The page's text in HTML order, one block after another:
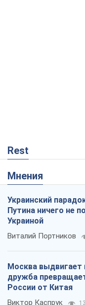
Rest
Мнения
Украинский
Путина ничего не
Украиной
Виталий Портников
Москва выдвигает
дружба
России от Китая
Виктор Каспрук